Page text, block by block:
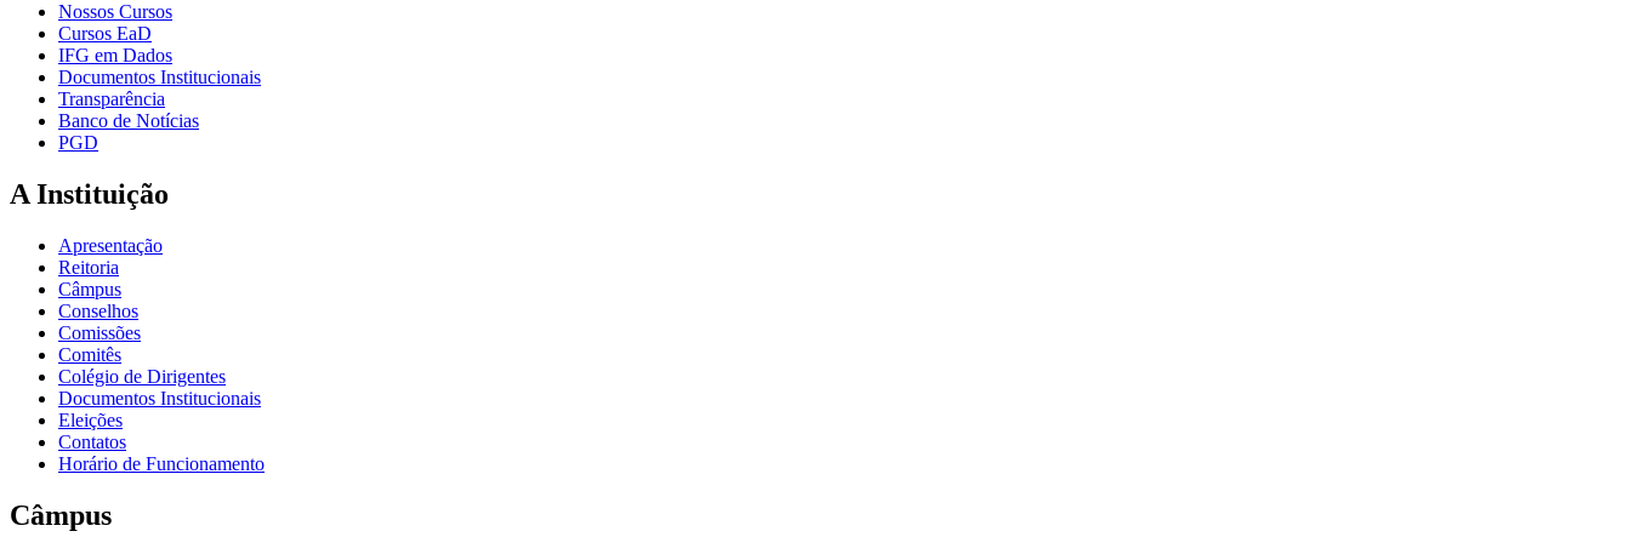
Nossos Cursos
Cursos EaD
IFG em Dados
Documentos Institucionais
Transparência
Banco de Notícias
PGD
A Instituição
Apresentação
Reitoria
Câmpus
Conselhos
Comissões
Comitês
Colégio de Dirigentes
Documentos Institucionais
Eleições
Contatos
Horário de Funcionamento
Câmpus